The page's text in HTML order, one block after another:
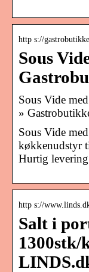
http s://
Sous
Sous Vide
»
Sous Vide
køkkenudstyr
Hurtig
http s://
Salt i
1300stk/